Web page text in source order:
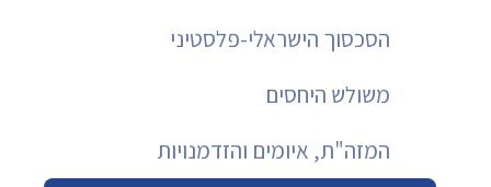
הסכסוך הישראלי-פלסטיני
משולש היחסים
המזה"ת, איומים והזדמנויות